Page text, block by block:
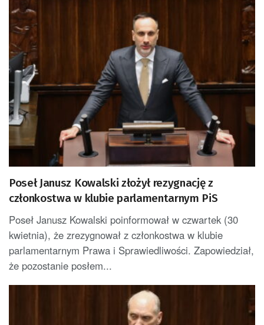
Poseł Janusz Kowalski złożył rezygnację z
członkostwa w klubie parlamentarnym PiS
Poseł Janusz Kowalski poinformował w czwartek (30
kwietnia), że zrezygnował z członkostwa w klubie
parlamentarnym Prawa i Sprawiedliwości. Zapowiedział,
że pozostanie posłem...